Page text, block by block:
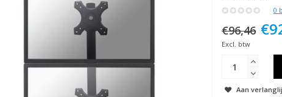
0
€96,46
Excl. btw
Aan